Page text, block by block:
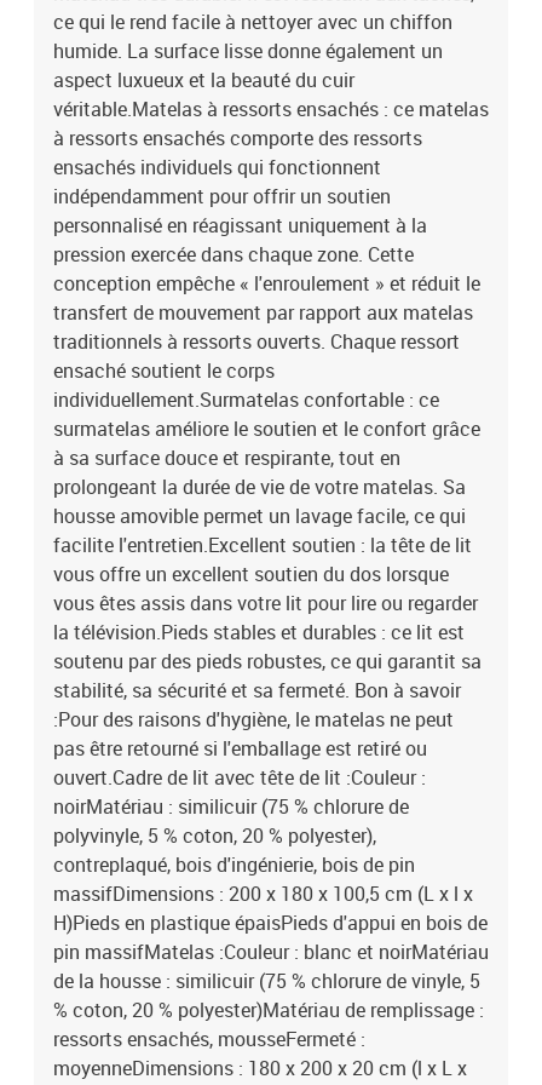
contient :1 x cadre de lit1 x tête de lit1 x matelas1 x surmatelas
ce qui le rend facile à nettoyer avec un chiffon
humide. La surface lisse donne également un
aspect luxueux et la beauté du cuir
véritable.Matelas à ressorts ensachés : ce matelas
à ressorts ensachés comporte des ressorts
ensachés individuels qui fonctionnent
indépendamment pour offrir un soutien
personnalisé en réagissant uniquement à la
pression exercée dans chaque zone. Cette
conception empêche « l'enroulement » et réduit le
transfert de mouvement par rapport aux matelas
traditionnels à ressorts ouverts. Chaque ressort
ensaché soutient le corps
individuellement.Surmatelas confortable : ce
surmatelas améliore le soutien et le confort grâce
à sa surface douce et respirante, tout en
prolongeant la durée de vie de votre matelas. Sa
housse amovible permet un lavage facile, ce qui
facilite l'entretien.Excellent soutien : la tête de lit
vous offre un excellent soutien du dos lorsque
vous êtes assis dans votre lit pour lire ou regarder
la télévision.Pieds stables et durables : ce lit est
soutenu par des pieds robustes, ce qui garantit sa
stabilité, sa sécurité et sa fermeté. Bon à savoir
:Pour des raisons d'hygiène, le matelas ne peut
pas être retourné si l'emballage est retiré ou
ouvert.Cadre de lit avec tête de lit :Couleur :
noirMatériau : similicuir (75 % chlorure de
polyvinyle, 5 % coton, 20 % polyester),
contreplaqué, bois d'ingénierie, bois de pin
massifDimensions : 200 x 180 x 100,5 cm (L x l x
H)Pieds en plastique épaisPieds d'appui en bois de
pin massifMatelas :Couleur : blanc et noirMatériau
de la housse : similicuir (75 % chlorure de vinyle, 5
% coton, 20 % polyester)Matériau de remplissage :
ressorts ensachés, mousseFermeté :
moyenneDimensions : 180 x 200 x 20 cm (l x L x